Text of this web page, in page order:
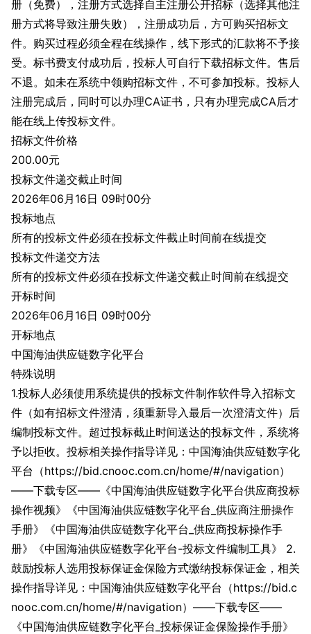
册（免费），注册方式选择自主注册公开招标（选择其他注
册方式将导致注册失败），注册成功后，方可购买招标文
件。购买过程必须全程在线操作，线下形式的汇款将不予接
受。标书费支付成功后，投标人可自行下载招标文件。售后
不退。如未在系统中领购招标文件，不可参加投标。投标人
注册完成后，同时可以办理CA证书，只有办理完成CA后才
能在线上传投标文件。
招标文件价格
200.00元
投标文件递交截止时间
2026年06月16日 09时00分
投标地点
所有的投标文件必须在投标文件截止时间前在线提交
投标文件递交方法
所有的投标文件必须在投标文件递交截止时间前在线提交
开标时间
2026年06月16日 09时00分
开标地点
中国海油供应链数字化平台
特殊说明
1.投标人必须使用系统提供的投标文件制作软件导入招标文
件（如有招标文件澄清，须重新导入最后一次澄清文件）后
编制投标文件。超过投标截止时间送达的投标文件，系统将
予以拒收。投标相关操作指导详见：中国海油供应链数字化
平台（https://bid.cnooc.com.cn/home/#/navigation）
——下载专区——《中国海油供应链数字化平台供应商投标
操作视频》《中国海油供应链数字化平台_供应商注册操作
手册》《中国海油供应链数字化平台_供应商投标操作手
册》《中国海油供应链数字化平台-投标文件编制工具》 2.
鼓励投标人选用投标保证金保险方式缴纳投标保证金，相关
操作指导详见：中国海油供应链数字化平台（https://bid.c
nooc.com.cn/home/#/navigation）——下载专区——
《中国海油供应链数字化平台_投标保证金保险操作手册》